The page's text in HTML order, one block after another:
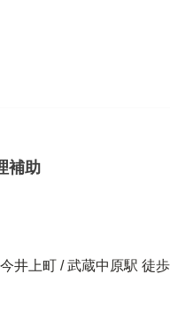
補助
井上町 / 武蔵中原駅 徒歩